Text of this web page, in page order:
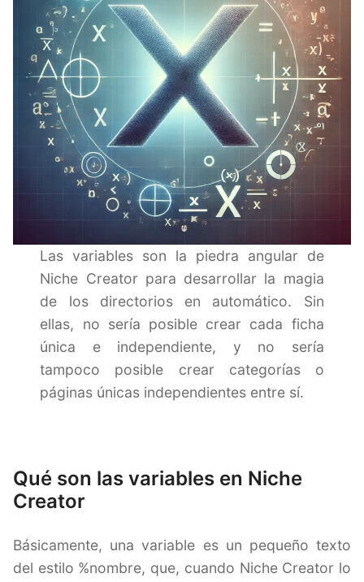
Las variables son la piedra angular de
Niche Creator para desarrollar la magia
de los directorios en automático. Sin
ellas, no sería posible crear cada ficha
única e independiente, y no sería
tampoco posible crear categorías o
páginas únicas independientes entre sí.
Qué son las variables en Niche
Creator
Básicamente, una variable es un pequeño texto
del estilo %nombre, que, cuando Niche Creator lo